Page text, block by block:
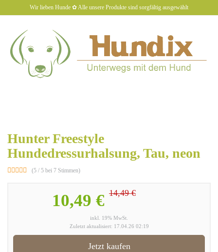
to
Wir lieben Hunde ✿ Alle unsere Produkte sind sorgfältig ausgewählt
Hunter Freestyle
Hundedressurhalsung, Tau, neon
(5 / 5 bei 7 Stimmen)
10,49 € 14,49 €
inkl. 19% MwSt.
Zuletzt aktualisiert: 17.04.26 02:19
Jetzt kaufen